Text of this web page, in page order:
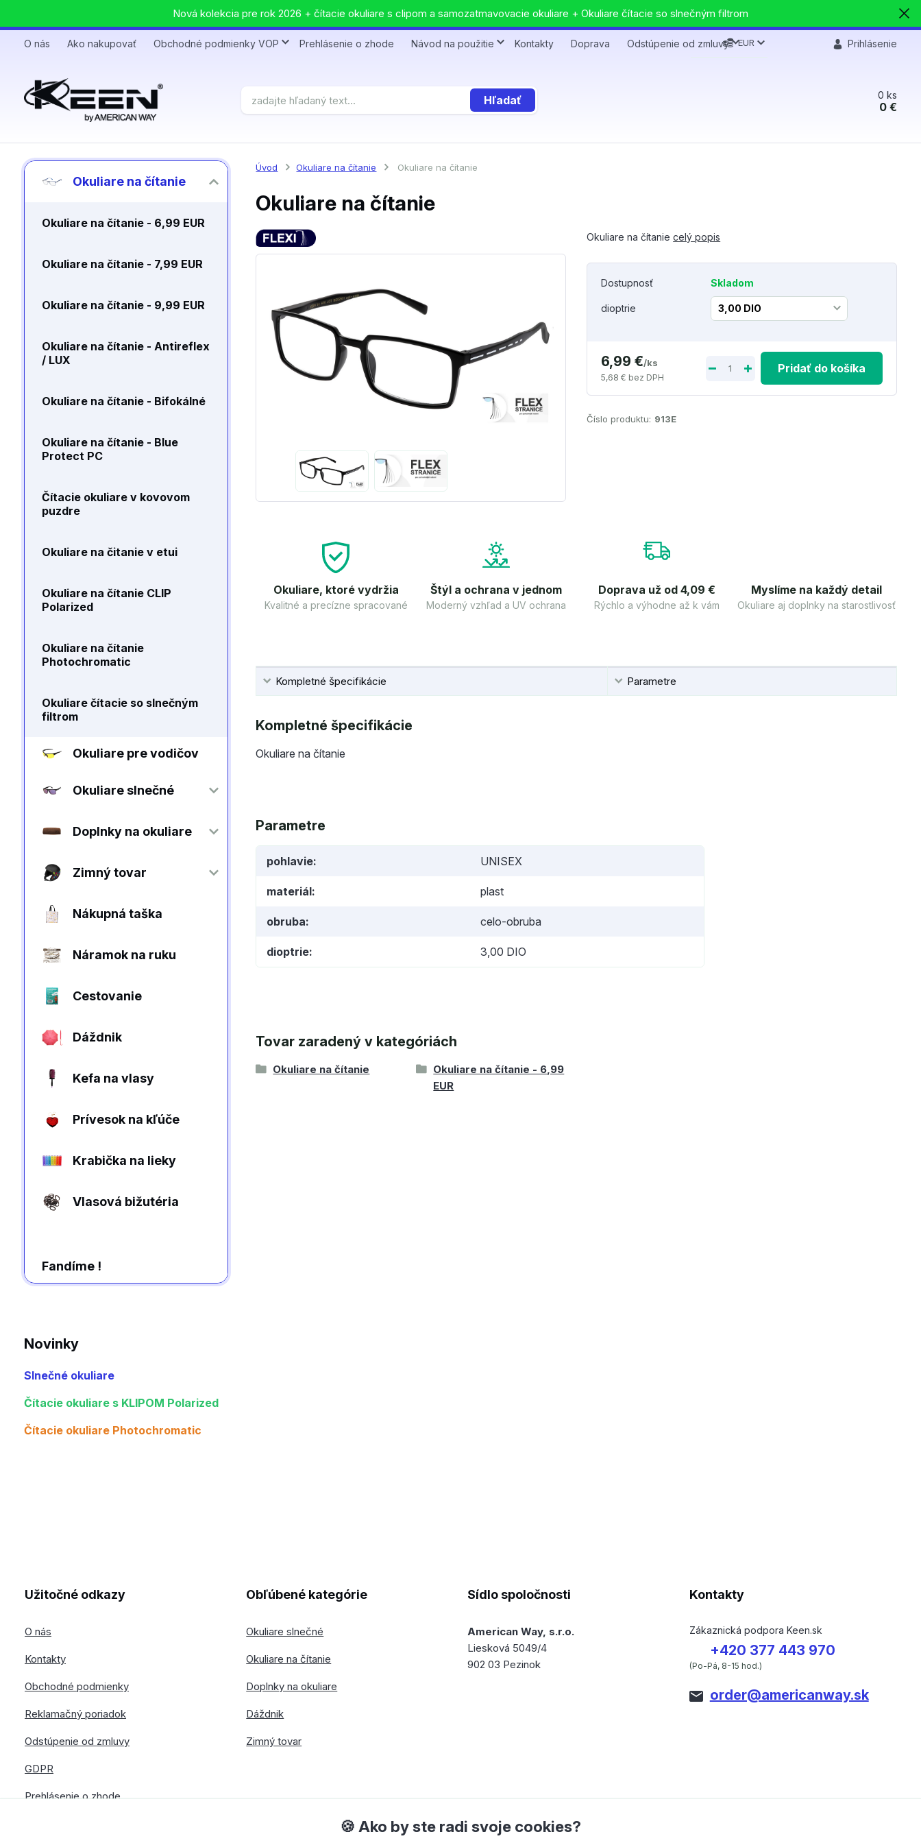
Nová kolekcia pre rok 2026 + čítacie okuliare s clipom a samozatmavovacie okuliare + Okuliare čítacie so slnečným filtrom
O nás Ako nakupovať Obchodné podmienky VOP Prehlásenie o zhode Návod na použitie Kontakty Doprava Odstúpenie od zmluvy EUR Prihlásenie
Hľadať 0 ks
0 €
Okuliare na čítanie
Okuliare na čítanie - 6,99 EUR
Okuliare na čítanie - 7,99 EUR
Okuliare na čítanie - 9,99 EUR
Okuliare na čítanie - Antireflex
/ LUX
Okuliare na čítanie - Bifokálné
Okuliare na čítanie - Blue
Protect PC
Čítacie okuliare v kovovom
puzdre
Okuliare na čitanie v etui
Okuliare na čítanie CLIP
Polarized
Okuliare na čítanie
Photochromatic
Okuliare čítacie so slnečným
filtrom
Okuliare pre vodičov
Okuliare slnečné
Doplnky na okuliare
Zimný tovar
Nákupná taška
Náramok na ruku
Cestovanie
Dáždnik
Kefa na vlasy
Prívesok na kľúče
Krabička na lieky
Vlasová bižutéria
Fandíme !
Novinky
Slnečné okuliare
Čítacie okuliare s KLIPOM Polarized
Čítacie okuliare Photochromatic
Úvod Okuliare na čítanie Okuliare na čítanie
Okuliare na čítanie
Okuliare na čítaniecelý popis
Dostupnosť Skladom
dioptrie
6,99 €/ks
5,68 € bez DPH
Pridať do košíka
Číslo produktu: 913E
Okuliare, ktoré vydržia
Kvalitné a precízne spracované
Štýl a ochrana v jednom
Moderný vzhľad a UV ochrana
Doprava už od 4,09 €
Rýchlo a výhodne až k vám
Myslíme na každý detail
Okuliare aj doplnky na starostlivosť
Kompletné špecifikácie Parametre
Kompletné špecifikácie
Okuliare na čítanie
Parametre
pohlavie UNISEX
materiál plast
obruba celo-obruba
dioptrie 3,00 DIO
Tovar zaradený v kategóriách
Okuliare na čítanie
Okuliare na čítanie - 6,99
EUR
Užitočné odkazy
O nás
Kontakty
Obchodné podmienky
Reklamačný poriadok
Odstúpenie od zmluvy
GDPR
Prehlásenie o zhode
Obľúbené kategórie
Okuliare slnečné
Okuliare na čítanie
Doplnky na okuliare
Dáždnik
Zimný tovar
Sídlo spoločnosti
American Way, s.r.o.
Liesková 5049/4
902 03 Pezinok
Kontakty
Zákaznická podpora Keen.sk
+420 377 443 970
(Po-Pá, 8-15 hod.)
order@americanway.sk
🍪 Ako by ste radi svoje cookies?